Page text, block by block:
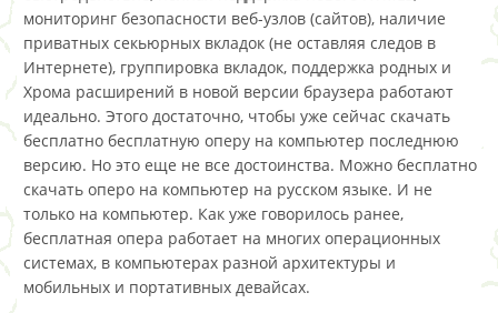
мониторинг безопасности веб-узлов (сайтов), наличие
приватных секьюрных вкладок (не оставляя следов в
Интернете), группировка вкладок, поддержка родных и
Хрома расширений в новой версии браузера работают
идеально. Этого достаточно, чтобы уже сейчас скачать
бесплатно бесплатную оперу на компьютер последнюю
версию. Но это еще не все достоинства. Можно бесплатно
скачать оперо на компьютер на русском языке. И не
только на компьютер. Как уже говорилось ранее,
бесплатная опера работает на многих операционных
системах, в компьютерах разной архитектуры и
мобильных и портативных девайсах.